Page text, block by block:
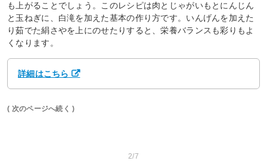
も上がることでしょう。このレシピは肉とじゃがいもとにんじん
と玉ねぎに、白滝を加えた基本の作り方です。いんげんを加えた
り茹でた絹さやを上にのせたりすると、栄養バランスも彩りもよ
くなります。
詳細はこちら
( 次のページへ続く )
2/7